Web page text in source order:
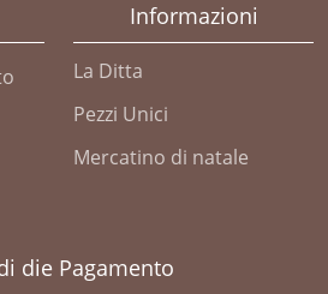
Informazioni
La Ditta
Pezzi Unici
Mercatino di natale
die Pagamento